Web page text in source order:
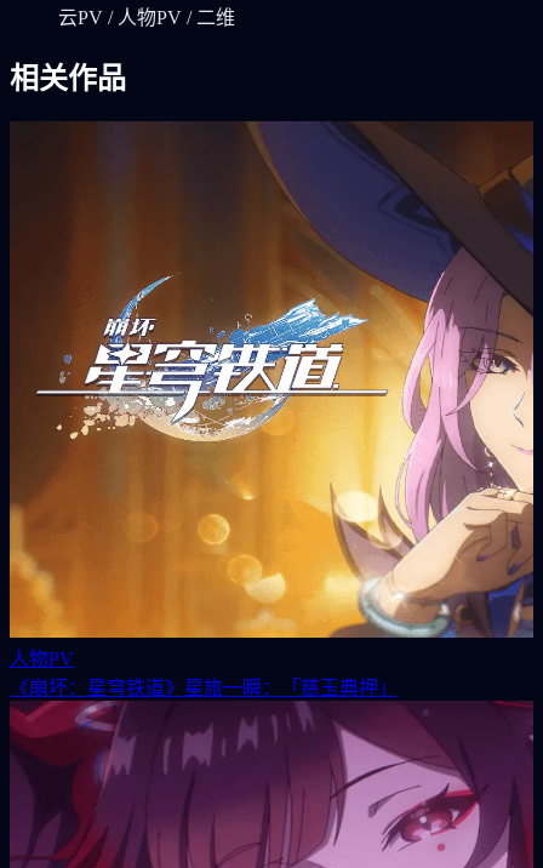
云PV / 人物PV / 二维
相关作品
人物PV
《崩坏：星穹铁道》星旅一瞬：「慈玉典押」